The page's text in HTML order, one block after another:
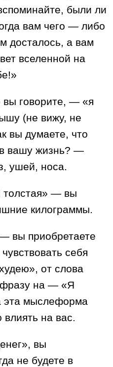
были ли
вам чего — либо
досталось, а вам
вселенной на
вы говорите, — «я
(не вижу, не
вы думаете, что
в вашу жизнь? —
ушей, носа.
— вы
килограммы.
вы приобретаете
себя
от слова
фразу на — «Я
эта мыслеформа
влиять на вас.
вы
не будете в